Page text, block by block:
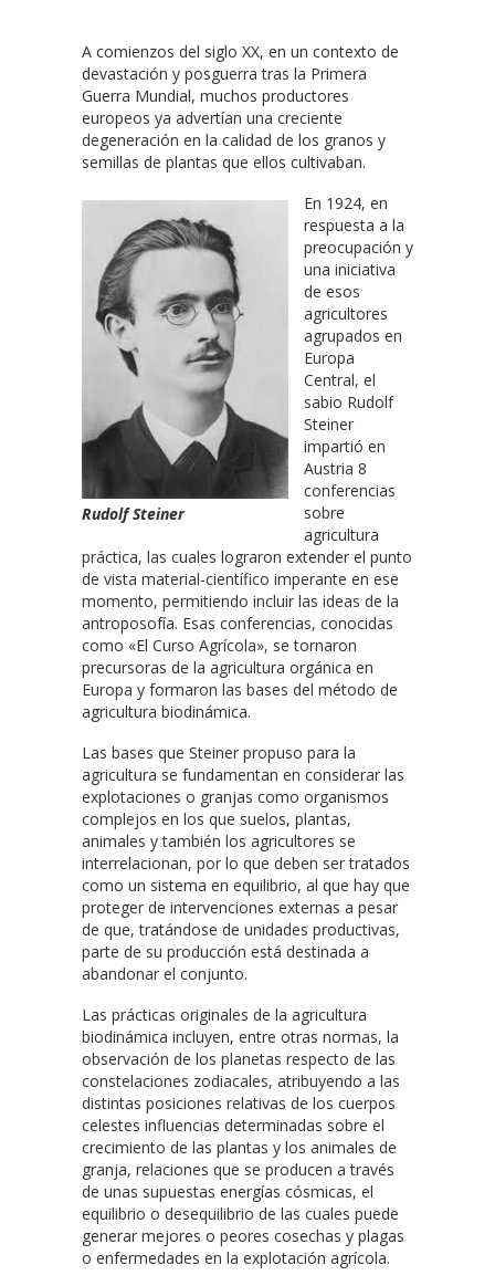
A comienzos del siglo XX, en un contexto de
devastación y posguerra tras la Primera
Guerra Mundial, muchos productores
europeos ya advertían una creciente
degeneración en la calidad de los granos y
semillas de plantas que ellos cultivaban.
Rudolf Steiner
En 1924, en
respuesta a la
preocupación y
una iniciativa
de esos
agricultores
agrupados en
Europa
Central, el
sabio Rudolf
Steiner
impartió en
Austria 8
conferencias
sobre
agricultura
práctica, las cuales lograron extender el punto
de vista material-científico imperante en ese
momento, permitiendo incluir las ideas de la
antroposofía. Esas conferencias, conocidas
como «El Curso Agrícola», se tornaron
precursoras de la agricultura orgánica en
Europa y formaron las bases del método de
agricultura biodinámica.
Las bases que Steiner propuso para la
agricultura se fundamentan en considerar las
explotaciones o granjas como organismos
complejos en los que suelos, plantas,
animales y también los agricultores se
interrelacionan, por lo que deben ser tratados
como un sistema en equilibrio, al que hay que
proteger de intervenciones externas a pesar
de que, tratándose de unidades productivas,
parte de su producción está destinada a
abandonar el conjunto.
Las prácticas originales de la agricultura
biodinámica incluyen, entre otras normas, la
observación de los planetas respecto de las
constelaciones zodiacales, atribuyendo a las
distintas posiciones relativas de los cuerpos
celestes influencias determinadas sobre el
crecimiento de las plantas y los animales de
granja, relaciones que se producen a través
de unas supuestas energías cósmicas, el
equilibrio o desequilibrio de las cuales puede
generar mejores o peores cosechas y plagas
o enfermedades en la explotación agrícola.